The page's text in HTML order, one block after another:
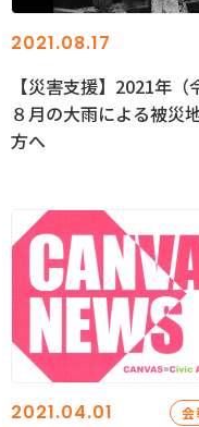
2021.08.17
【災害支援】2021年（
８月の大雨による被災
方へ
2021.04.01 会